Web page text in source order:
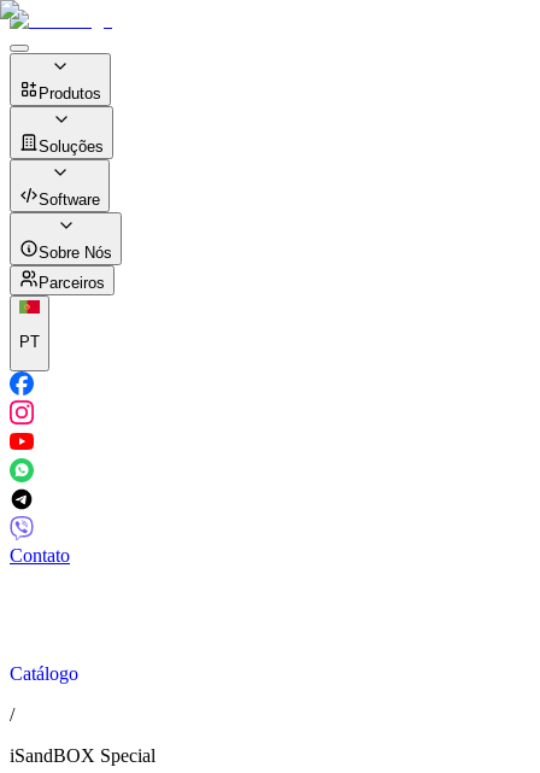
Produtos
Soluções
Software
Sobre Nós
Parceiros
PT
Contato
Catálogo
/
iSandBOX Special